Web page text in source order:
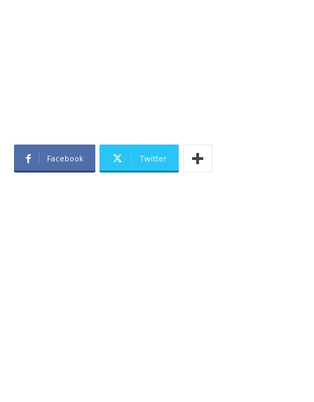
Facebook Twitter